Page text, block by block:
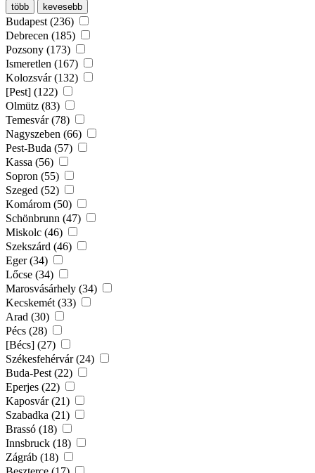
több kevesebb
Budapest (236)
Debrecen (185)
Pozsony (173)
Ismeretlen (167)
Kolozsvár (132)
[Pest] (122)
Olmütz (83)
Temesvár (78)
Nagyszeben (66)
Pest-Buda (57)
Kassa (56)
Sopron (55)
Szeged (52)
Komárom (50)
Schönbrunn (47)
Miskolc (46)
Szekszárd (46)
Eger (34)
Lőcse (34)
Marosvásárhely (34)
Kecskemét (33)
Arad (30)
Pécs (28)
[Bécs] (27)
Székesfehérvár (24)
Buda-Pest (22)
Eperjes (22)
Kaposvár (21)
Szabadka (21)
Brassó (18)
Innsbruck (18)
Zágráb (18)